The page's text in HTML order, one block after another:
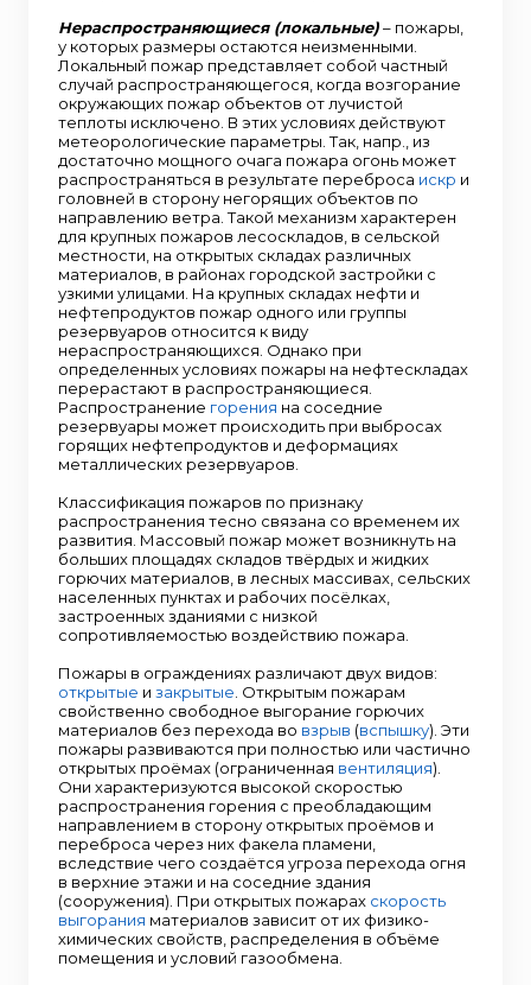
Нераспространяющиеся (локальные)– пожары,
у которых размеры остаются неизменными.
Локальный пожар представляет собой частный
случай распространяющегося, когда возгорание
окружающих пожар объектов от лучистой
теплоты исключено. В этих условиях действуют
метеорологические параметры. Так, напр., из
достаточно мощного очага пожара огонь может
распространяться в результате переброса искр и
головней в сторону негорящих объектов по
направлению ветра. Такой механизм характерен
для крупных пожаров лесоскладов, в сельской
местности, на открытых складах различных
материалов, в районах городской застройки с
узкими улицами. На крупных складах нефти и
нефтепродуктов пожар одного или группы
резервуаров относится к виду
нераспространяющихся. Однако при
определенных условиях пожары на нефтескладах
перерастают в распространяющиеся.
Распространение горения на соседние
резервуары может происходить при выбросах
горящих нефтепродуктов и деформациях
металлических резервуаров.
Классификация пожаров по признаку
распространения тесно связана со временем их
развития. Массовый пожар может возникнуть на
больших площадях складов твёрдых и жидких
горючих материалов, в лесных массивах, сельских
населенных пунктах и рабочих посёлках,
застроенных зданиями с низкой
сопротивляемостью воздействию пожара.
Пожары в ограждениях различают двух видов:
открытые и закрытые . Открытым пожарам
свойственно свободное выгорание горючих
материалов без перехода во взрыв (вспышку). Эти
пожары развиваются при полностью или частично
открытых проёмах (ограниченная вентиляция).
Они характеризуются высокой скоростью
распространения горения с преобладающим
направлением в сторону открытых проёмов и
переброса через них факела пламени,
вследствие чего создаётся угроза перехода огня
в верхние этажи и на соседние здания
(сооружения). При открытых пожарах скорость
выгорания материалов зависит от их физико-
химических свойств, распределения в объёме
помещения и условий газообмена.